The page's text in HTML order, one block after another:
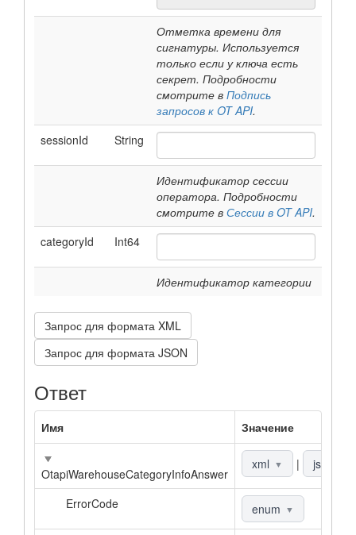
Отметка времени для
сигнатуры. Используется
только если у ключа есть
секрет. Подробности
смотрите в Подпись
запросов к OT API.
sessionId
String
Идентификатор сессии
оператора. Подробности
смотрите в Сессии в OT API.
categoryId
Int64
Идентификатор категории
Запрос для формата XML
Запрос для формата JSON
Ответ
Имя Значение
OtapiWarehouseCategoryInfoAnswer
xml ▼ | json
ErrorCode enum ▼